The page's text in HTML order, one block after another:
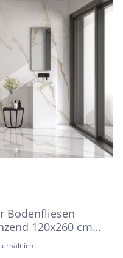
Bodenfliesen
120x260 cm
erhältlich